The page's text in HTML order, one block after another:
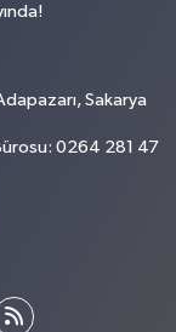
Sakarya
0264 281 47